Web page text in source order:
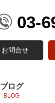
03-
お問合せ
ブログ
BLOG